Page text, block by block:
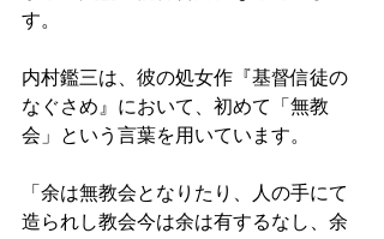
す。
内村鑑三は、彼の処女作『基督信徒の
なぐさめ』において、初めて「無教
会」という言葉を用いています。
「余は無教会となりたり、人の手にて
造られし教会今は余は有するなし、余